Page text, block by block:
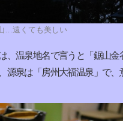
…遠くても美しい
、温泉地名で言うと「鋸山金
源泉は「房州大福温泉」で、